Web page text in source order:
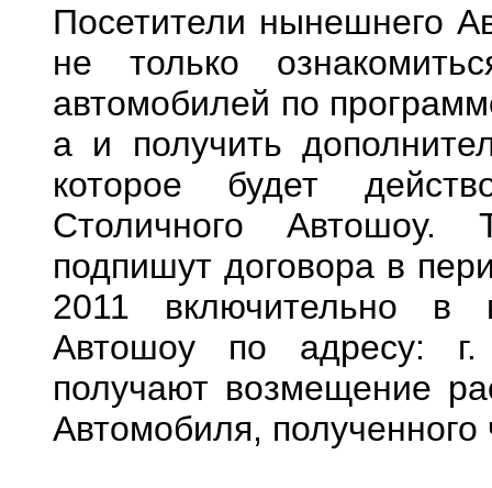
Посетители нынешнего
не только
автомобилей по
а и получить
которое будет
Столичного Автошоу.
подпишут договора в
2011 включительно в
Автошоу по адресу:
получают возмещение
Автомобиля,